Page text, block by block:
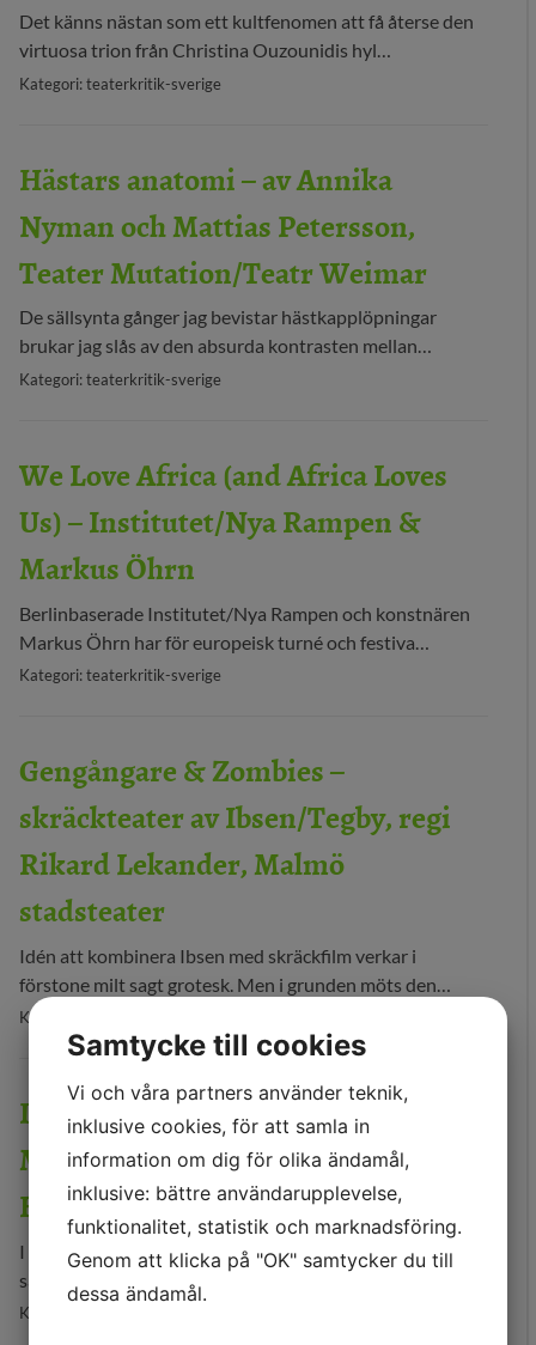
Det känns nästan som ett kultfenomen att få återse den
virtuosa trion från Christina Ouzounidis hyl…
Kategori: teaterkritik-sverige
Hästars anatomi – av Annika
Nyman och Mattias Petersson,
Teater Mutation/Teatr Weimar
De sällsynta gånger jag bevistar hästkapplöpningar
brukar jag slås av den absurda kontrasten mellan…
Kategori: teaterkritik-sverige
We Love Africa (and Africa Loves
Us) – Institutet/Nya Rampen &
Markus Öhrn
Berlinbaserade Institutet/Nya Rampen och konstnären
Markus Öhrn har för europeisk turné och festiva…
Kategori: teaterkritik-sverige
Gengångare & Zombies –
skräckteater av Ibsen/Tegby, regi
Rikard Lekander, Malmö
stadsteater
Idén att kombinera Ibsen med skräckfilm verkar i
förstone milt sagt grotesk. Men i grunden möts den…
Kategori: teaterkritik-sverige
Den enfaldige mördaren – Dennis
Magnusson/Dennis Sandin,
Helsingborgs stadsteater
I vår utseende- och normalitetsfixerade kultur är det
sannolikt ingen fördel att födas harmynt och …
Kategori: teaterkritik-sverige
Samtycke till cookies
Vi och våra partners använder teknik,
inklusive cookies, för att samla in
information om dig för olika ändamål,
inklusive: bättre användarupplevelse,
funktionalitet, statistik och marknadsföring.
Genom att klicka på "OK" samtycker du till
dessa ändamål.